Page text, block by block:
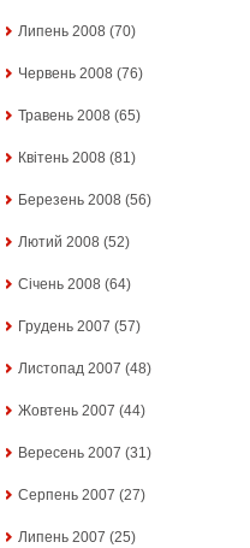
Липень 2008 (70)
Червень 2008 (76)
Травень 2008 (65)
Квітень 2008 (81)
Березень 2008 (56)
Лютий 2008 (52)
Січень 2008 (64)
Грудень 2007 (57)
Листопад 2007 (48)
Жовтень 2007 (44)
Вересень 2007 (31)
Серпень 2007 (27)
Липень 2007 (25)